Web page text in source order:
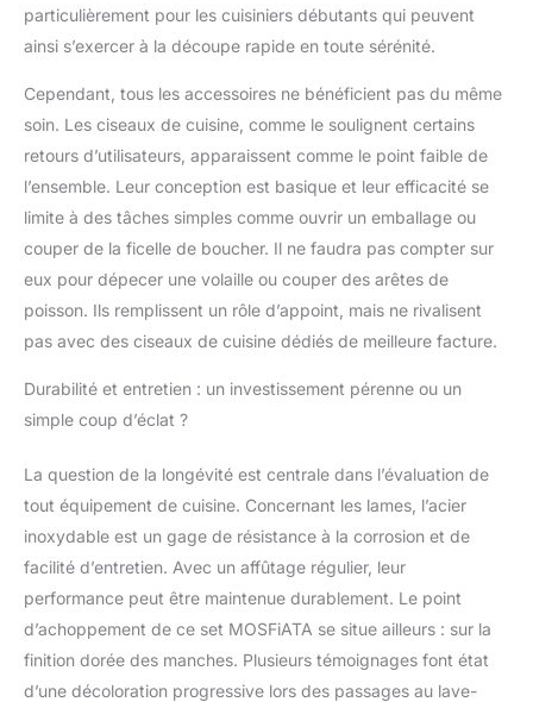
La dureté et la
durabilité du
assurent un tranchant
durable. Le couteau
n'est pas seulement un
outil, mais aussi un
point focal visuel qui
donne une touche
particulière à chaque
processus de cuisson.
« Meilleur cadeau » : le
bloc à couteaux est
livré avec une boîte
cadeau idéal pour un
fête des pères, Noël, la
familiale, etc.
particulièrement pour les cuisiniers débutants qui peuvent
ainsi s’exercer à la découpe rapide en toute sérénité.
Cependant, tous les accessoires ne bénéficient pas du même
soin. Les ciseaux de cuisine, comme le soulignent certains
retours d’utilisateurs, apparaissent comme le point faible de
l’ensemble. Leur conception est basique et leur efficacité se
limite à des tâches simples comme ouvrir un emballage ou
couper de la ficelle de boucher. Il ne faudra pas compter sur
eux pour dépecer une volaille ou couper des arêtes de
poisson. Ils remplissent un rôle d’appoint, mais ne rivalisent
pas avec des ciseaux de cuisine dédiés de meilleure facture.
Durabilité et entretien : un investissement pérenne ou un
simple coup d’éclat ?
La question de la longévité est centrale dans l’évaluation de
tout équipement de cuisine. Concernant les lames, l’acier
inoxydable est un gage de résistance à la corrosion et de
facilité d’entretien. Avec un affûtage régulier, leur
performance peut être maintenue durablement. Le point
d’achoppement de ce set MOSFiATA se situe ailleurs : sur la
finition dorée des manches. Plusieurs témoignages font état
d’une décoloration progressive lors des passages au lave-